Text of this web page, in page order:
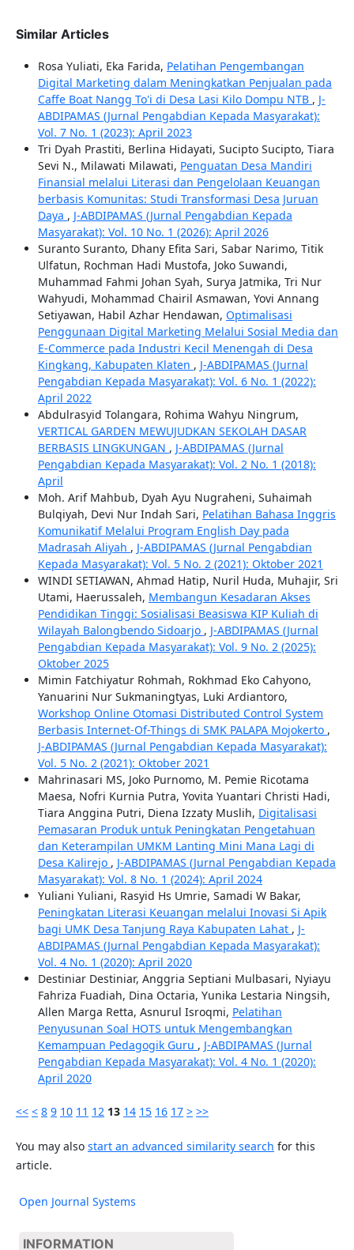
Similar Articles
Rosa Yuliati, Eka Farida, Pelatihan Pengembangan
Digital Marketing dalam Meningkatkan Penjualan pada
Caffe Boat Nangg To'i di Desa Lasi Kilo Dompu NTB , J-
ABDIPAMAS (Jurnal Pengabdian Kepada Masyarakat):
Vol. 7 No. 1 (2023): April 2023
Tri Dyah Prastiti, Berlina Hidayati, Sucipto Sucipto, Tiara
Sevi N., Milawati Milawati, Penguatan Desa Mandiri
Finansial melalui Literasi dan Pengelolaan Keuangan
berbasis Komunitas: Studi Transformasi Desa Juruan
Daya , J-ABDIPAMAS (Jurnal Pengabdian Kepada
Masyarakat): Vol. 10 No. 1 (2026): April 2026
Suranto Suranto, Dhany Efita Sari, Sabar Narimo, Titik
Ulfatun, Rochman Hadi Mustofa, Joko Suwandi,
Muhammad Fahmi Johan Syah, Surya Jatmika, Tri Nur
Wahyudi, Mohammad Chairil Asmawan, Yovi Annang
Setiyawan, Habil Azhar Hendawan, Optimalisasi
Penggunaan Digital Marketing Melalui Sosial Media dan
E-Commerce pada Industri Kecil Menengah di Desa
Kingkang, Kabupaten Klaten , J-ABDIPAMAS (Jurnal
Pengabdian Kepada Masyarakat): Vol. 6 No. 1 (2022):
April 2022
Abdulrasyid Tolangara, Rohima Wahyu Ningrum,
VERTICAL GARDEN MEWUJUDKAN SEKOLAH DASAR
BERBASIS LINGKUNGAN , J-ABDIPAMAS (Jurnal
Pengabdian Kepada Masyarakat): Vol. 2 No. 1 (2018):
April
Moh. Arif Mahbub, Dyah Ayu Nugraheni, Suhaimah
Bulqiyah, Devi Nur Indah Sari, Pelatihan Bahasa Inggris
Komunikatif Melalui Program English Day pada
Madrasah Aliyah , J-ABDIPAMAS (Jurnal Pengabdian
Kepada Masyarakat): Vol. 5 No. 2 (2021): Oktober 2021
WINDI SETIAWAN, Ahmad Hatip, Nuril Huda, Muhajir, Sri
Utami, Haerussaleh, Membangun Kesadaran Akses
Pendidikan Tinggi: Sosialisasi Beasiswa KIP Kuliah di
Wilayah Balongbendo Sidoarjo , J-ABDIPAMAS (Jurnal
Pengabdian Kepada Masyarakat): Vol. 9 No. 2 (2025):
Oktober 2025
Mimin Fatchiyatur Rohmah, Rokhmad Eko Cahyono,
Yanuarini Nur Sukmaningtyas, Luki Ardiantoro,
Workshop Online Otomasi Distributed Control System
Berbasis Internet-Of-Things di SMK PALAPA Mojokerto ,
J-ABDIPAMAS (Jurnal Pengabdian Kepada Masyarakat):
Vol. 5 No. 2 (2021): Oktober 2021
Mahrinasari MS, Joko Purnomo, M. Pemie Ricotama
Maesa, Nofri Kurnia Putra, Yovita Yuantari Christi Hadi,
Tiara Anggina Putri, Diena Izzaty Muslih, Digitalisasi
Pemasaran Produk untuk Peningkatan Pengetahuan
dan Keterampilan UMKM Lanting Mini Mana Lagi di
Desa Kalirejo , J-ABDIPAMAS (Jurnal Pengabdian Kepada
Masyarakat): Vol. 8 No. 1 (2024): April 2024
Yuliani Yuliani, Rasyid Hs Umrie, Samadi W Bakar,
Peningkatan Literasi Keuangan melalui Inovasi Si Apik
bagi UMK Desa Tanjung Raya Kabupaten Lahat , J-
ABDIPAMAS (Jurnal Pengabdian Kepada Masyarakat):
Vol. 4 No. 1 (2020): April 2020
Destiniar Destiniar, Anggria Septiani Mulbasari, Nyiayu
Fahriza Fuadiah, Dina Octaria, Yunika Lestaria Ningsih,
Allen Marga Retta, Asnurul Isroqmi, Pelatihan
Penyusunan Soal HOTS untuk Mengembangkan
Kemampuan Pedagogik Guru , J-ABDIPAMAS (Jurnal
Pengabdian Kepada Masyarakat): Vol. 4 No. 1 (2020):
April 2020
<< < 8 9 10 11 12 13 14 15 16 17 > >>
You may also start an advanced similarity search for this
article.
Open Journal Systems
INFORMATION